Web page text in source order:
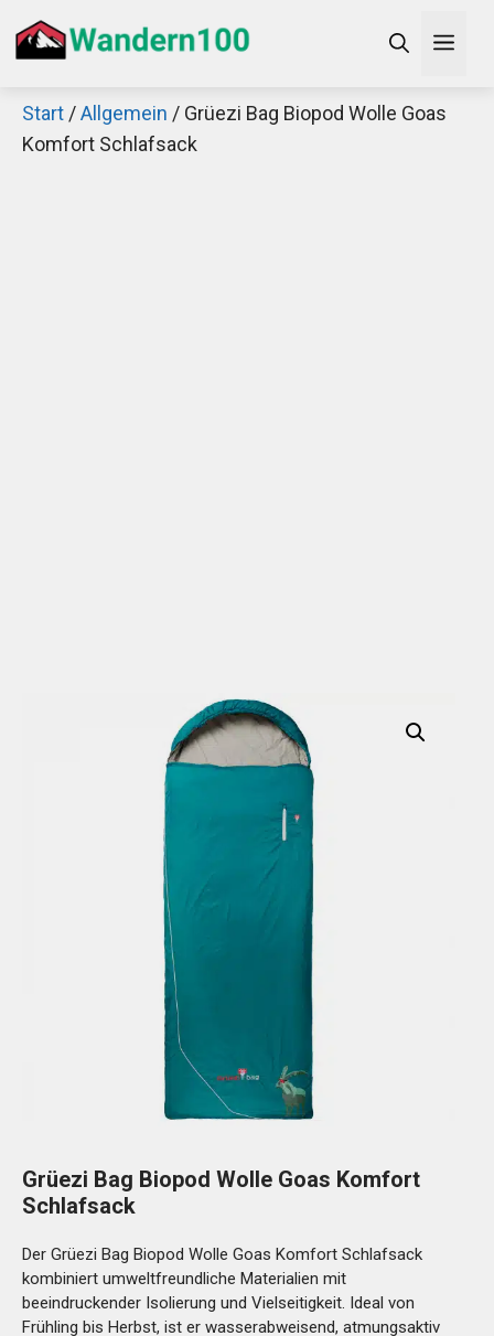
Inhalt
Start /Allgemein / Grüezi Bag Biopod Wolle Goas
Komfort Schlafsack
Grüezi Bag Biopod Wolle Goas Komfort
Schlafsack
Der Grüezi Bag Biopod Wolle Goas Komfort Schlafsack
kombiniert umweltfreundliche Materialien mit
beeindruckender Isolierung und Vielseitigkeit. Ideal von
Frühling bis Herbst, ist er wasserabweisend, atmungsaktiv
Decathlon Sale